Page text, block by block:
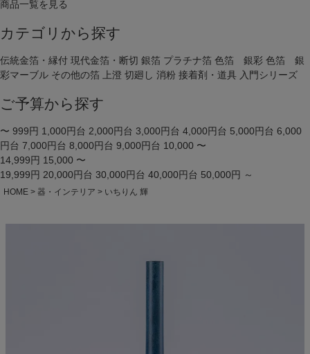
商品一覧を見る
カテゴリから探す
伝統金箔・縁付 現代金箔・断切 銀箔 プラチナ箔 色箔 銀彩 色箔 銀
彩マーブル その他の箔 上澄 切廻し 消粉 接着剤・道具 入門シリーズ
ご予算から探す
〜 999円 1,000円台 2,000円台 3,000円台 4,000円台 5,000円台 6,000
円台 7,000円台 8,000円台 9,000円台 10,000 〜
14,999円 15,000 〜
19,999円 20,000円台 30,000円台 40,000円台 50,000円 ～
HOME 器・インテリア いちりん 輝